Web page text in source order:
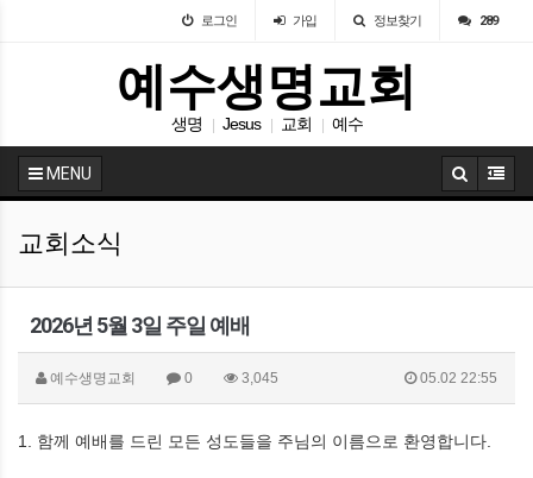
로그인 가입 정보찾기 289
예수생명교회
생명 Jesus 교회 예수
MENU
교회소식
2026년 5월 3일 주일 예배
예수생명교회 0 3,045 05.02 22:55
1. 함께 예배를 드린 모든 성도들을 주님의 이름으로 환영합니다.